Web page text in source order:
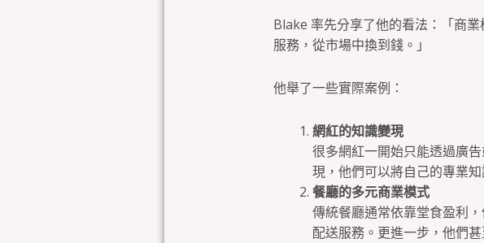
Blake 率先分享了他的看法：「商
服務，從市場中換到錢。」
他舉了一些實際案例：
網紅的知識變現
很多網紅一開始只能透過廣
現，他們可以將自己的專業
餐廳的多元商業模式
傳統餐廳通常依靠堂食盈利
配送服務。更進一步，他們